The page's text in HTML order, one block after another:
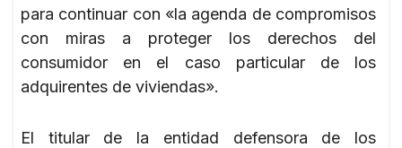
para continuar con «la agenda de compromisos
con miras a proteger los derechos del
consumidor en el caso particular de los
adquirentes de viviendas».
El titular de la entidad defensora de los